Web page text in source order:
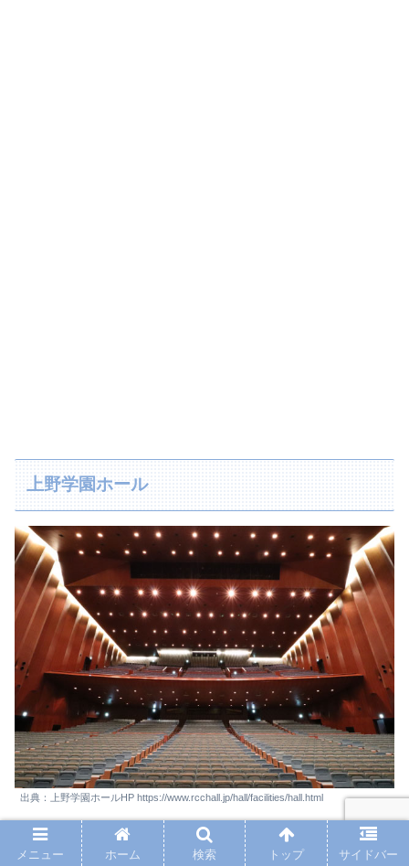
上野学園ホール
出典：上野学園ホールHP https://www.rcchall.jp/hall/facilities/hall.html
会場キャパ：1730席
メニュー ホーム 検索 トップ サイドバー